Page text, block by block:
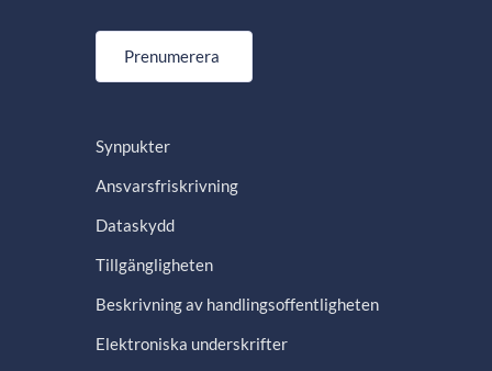
Prenumerera
Synpukter
Ansvarsfriskrivning
Dataskydd
Tillgängligheten
Beskrivning av handlingsoffentligheten
Elektroniska underskrifter